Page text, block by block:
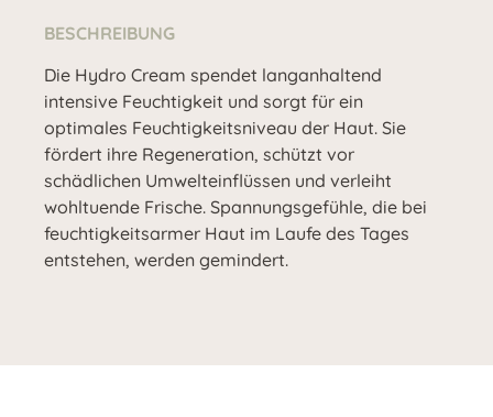
BESCHREIBUNG
Die Hydro Cream spendet langanhaltend
intensive Feuchtigkeit und sorgt für ein
optimales Feuchtigkeitsniveau der Haut. Sie
fördert ihre Regeneration, schützt vor
schädlichen Umwelteinflüssen und verleiht
wohltuende Frische. Spannungsgefühle, die bei
feuchtigkeitsarmer Haut im Laufe des Tages
entstehen, werden gemindert.